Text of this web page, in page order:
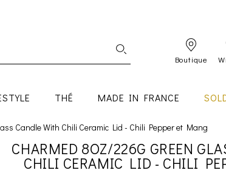
Boutique
THÉ MADE IN FRANCE
Candle With Chili Ceramic Lid - Chili Pepper et Mang
CHARMED 8OZ/226G GREEN
CHILI CERAMIC LID - CHILI